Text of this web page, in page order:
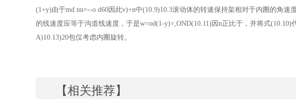
(1+y)由于md nn=--o d60因此v)+n中(10.9)10.3滚动体的转速保持架相对于内圈的角
的线速度应等于沟道线速度，于是w=od(1-y)=,OND(10.11)因n正比于，并将式
A)10.13)20包仅考虑内圈旋转。
【相关推荐】